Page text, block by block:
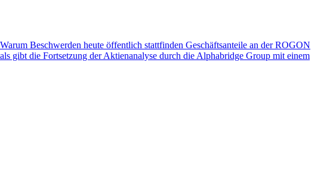
Beschwerden heute öffentlich stattfinden Geschäftsanteile an der ROGON
gibt die Fortsetzung der Aktienanalyse durch die Alphabridge Group mit einem